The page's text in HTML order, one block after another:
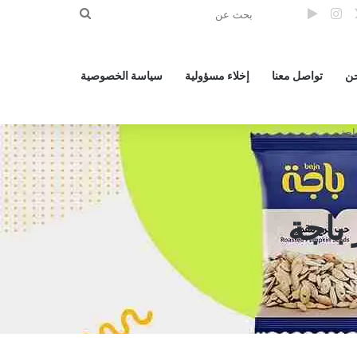
انستقرام الوضع المظلم
تواصل معنا إخلاء مسؤولية سياسة الخصوصية